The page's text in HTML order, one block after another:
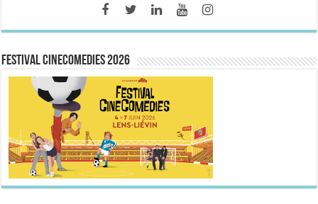
FESTIVAL CINECOMEDIES 2026